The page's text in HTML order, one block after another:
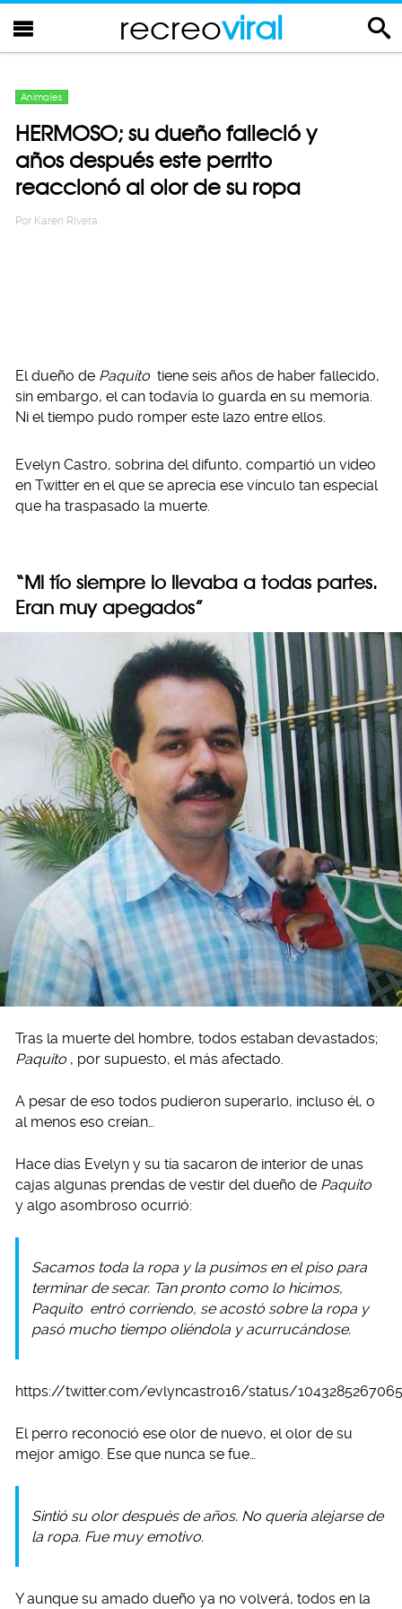
recreoviral
Animales
HERMOSO; su dueño falleció y
años después este perrito
reaccionó al olor de su ropa
Por Karen Rivera
El dueño de Paquito tiene seis años de haber fallecido,
sin embargo, el can todavía lo guarda en su memoria.
Ni el tiempo pudo romper este lazo entre ellos.
Evelyn Castro, sobrina del difunto, compartió un video
en Twitter en el que se aprecia ese vínculo tan especial
que ha traspasado la muerte.
“Mi tío siempre lo llevaba a todas partes.
Eran muy apegados”
Tras la muerte del hombre, todos estaban devastados;
Paquito , por supuesto, el más afectado.
A pesar de eso todos pudieron superarlo, incluso él, o
al menos eso creían…
Hace días Evelyn y su tía sacaron de interior de unas
cajas algunas prendas de vestir del dueño de Paquito
y algo asombroso ocurrió:
Sacamos toda la ropa y la pusimos en el piso para
terminar de secar. Tan pronto como lo hicimos,
Paquito entró corriendo, se acostó sobre la ropa y
pasó mucho tiempo oliéndola y acurrucándose.
https://twitter.com/evlyncastro16/status/
El perro reconoció ese olor de nuevo, el olor de su
mejor amigo. Ese que nunca se fue…
Sintió su olor después de años. No quería alejarse de
la ropa. Fue muy emotivo.
Y aunque su amado dueño ya no volverá, todos en la